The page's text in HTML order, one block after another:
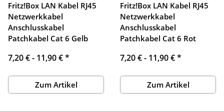
Fritz!Box LAN Kabel RJ45
Netzwerkkabel
Anschlusskabel
Patchkabel Cat 6 Gelb
7,20 € - 11,90 €*
Zum Artikel
Fritz!Box LAN Kabel RJ45
Netzwerkkabel
Anschlusskabel
Patchkabel Cat 6 Rot
7,20 € - 11,90 €*
Zum Artikel